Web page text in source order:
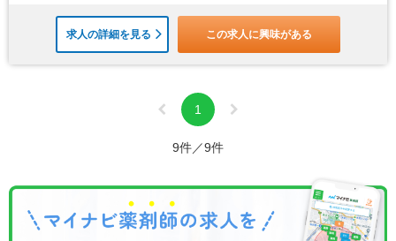
求人の詳細を見る この求人に興味がある
1
9件／9件